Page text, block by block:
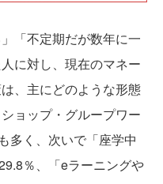
「不定期だが数年に一
に対し、現在のマネー
、主にどのような形態
ョップ・グループワー
多く、次いで「座学中
％、「eラーニングや